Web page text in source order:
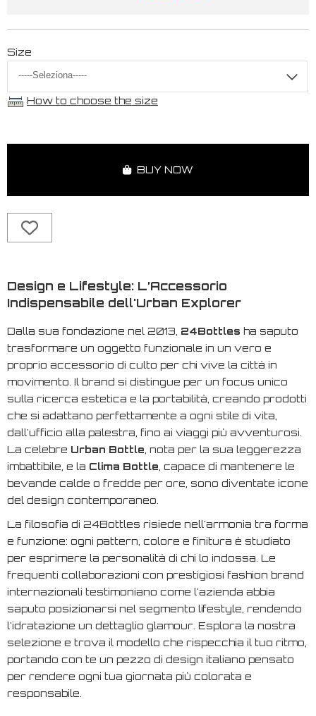
Size
How to choose the size
BUY NOW
Design e Lifestyle: L’Accessorio
Indispensabile dell'Urban Explorer
Dalla sua fondazione nel 2013, 24Bottles ha saputo
trasformare un oggetto funzionale in un vero e
proprio accessorio di culto per chi vive la città in
movimento. Il brand si distingue per un focus unico
sulla ricerca estetica e la portabilità, creando prodotti
che si adattano perfettamente a ogni stile di vita,
dall'ufficio alla palestra, fino ai viaggi più avventurosi.
La celebre Urban Bottle , nota per la sua leggerezza
imbattibile, e la Clima Bottle , capace di mantenere le
bevande calde o fredde per ore, sono diventate icone
del design contemporaneo.
La filosofia di 24Bottles risiede nell'armonia tra forma
e funzione: ogni pattern, colore e finitura è studiato
per esprimere la personalità di chi lo indossa. Le
frequenti collaborazioni con prestigiosi fashion brand
internazionali testimoniano come l'azienda abbia
saputo posizionarsi nel segmento lifestyle, rendendo
l'idratazione un dettaglio glamour. Esplora la nostra
selezione e trova il modello che rispecchia il tuo ritmo,
portando con te un pezzo di design italiano pensato
per rendere ogni tua giornata più colorata e
responsabile.